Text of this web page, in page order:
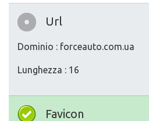
Url
Dominio : forceauto.com.ua
Lunghezza : 16
Favicon